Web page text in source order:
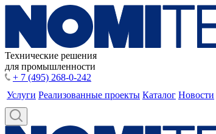
Технические решения
для промышленности
+ 7 (495) 268-0-242
Услуги Реализованные проекты Каталог Новости